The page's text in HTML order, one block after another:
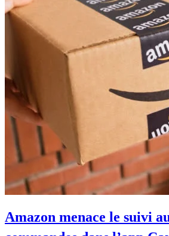
Amazon menace le suivi